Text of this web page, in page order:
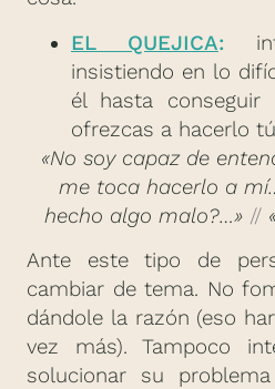
EL QUEJICA:
insistiendo en lo
él hasta
ofrezcas a hacerlo
«No soy capaz de
me toca hacerlo a
hecho algo malo?…» //
Ante este tipo de
cambiar de tema. No
dándole la razón (eso
vez más). Tampoco
solucionar su